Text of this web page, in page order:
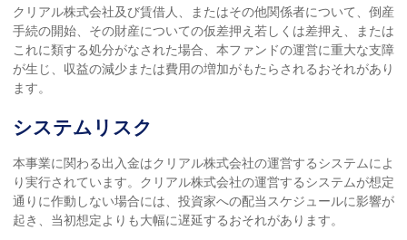
クリアル株式会社及び賃借人、またはその他関係者について、倒産
手続の開始、その財産についての仮差押え若しくは差押え、または
これに類する処分がなされた場合、本ファンドの運営に重大な支障
が生じ、収益の減少または費用の増加がもたらされるおそれがあり
ます。
システムリスク
本事業に関わる出入金はクリアル株式会社の運営するシステムによ
り実行されています。クリアル株式会社の運営するシステムが想定
通りに作動しない場合には、投資家への配当スケジュールに影響が
起き、当初想定よりも大幅に遅延するおそれがあります。